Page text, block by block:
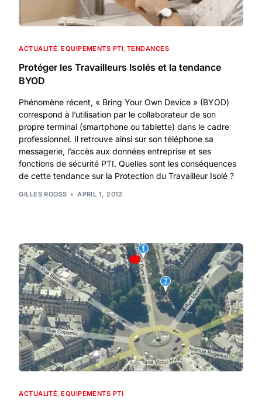
ACTUALITÉ ,EQUIPEMENTS PTI, TENDANCES
Protéger les Travailleurs Isolés et la tendance
BYOD
Phénomène récent, « Bring Your Own Device » (BYOD)
correspond à l’utilisation par le collaborateur de son
propre terminal (smartphone ou tablette) dans le cadre
professionnel. Il retrouve ainsi sur son téléphone sa
messagerie, l’accès aux données entreprise et ses
fonctions de sécurité PTI. Quelles sont les conséquences
de cette tendance sur la Protection du Travailleur Isolé ?
GILLES ROOSS APRIL 1, 2012
ACTUALITÉ ,EQUIPEMENTS PTI